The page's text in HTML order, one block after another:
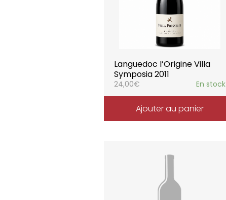
Languedoc l’Origine Villa
Symposia 2011
24,00€ En stock
Ajouter au panier